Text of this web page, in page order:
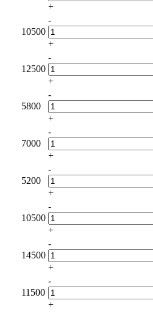
+
10500
-
+
12500
-
+
5800
-
+
7000
-
+
5200
-
+
10500
-
+
14500
-
+
11500
-
+